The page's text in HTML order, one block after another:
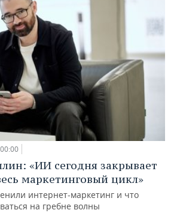
«ИИ сегодня закрывает
маркетинговый цикл»
интернет-маркетинг и что
на гребне волны